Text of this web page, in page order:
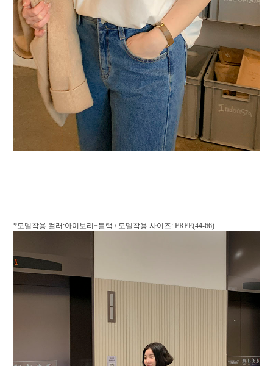
*모델착용 컬러:아이보리+블랙 / 모델착용 사이즈: FREE(44-66)